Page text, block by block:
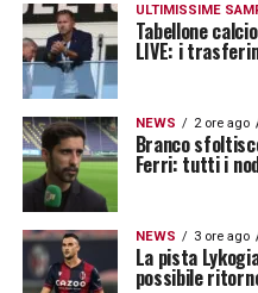
ULTIMISSIME
Tabellone
LIVE: i
NEWS 2 ore ago
Branco
Ferri: tutti i
NEWS 3 ore ago
La pista
possibile